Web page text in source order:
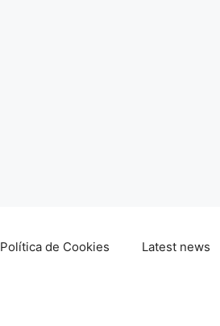
Política de Cookies Latest news